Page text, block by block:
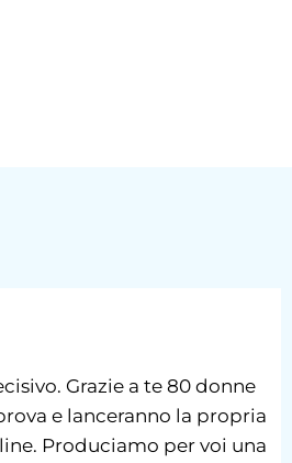
Grazie a te 80 donne
e lanceranno la propria
Produciamo per voi una